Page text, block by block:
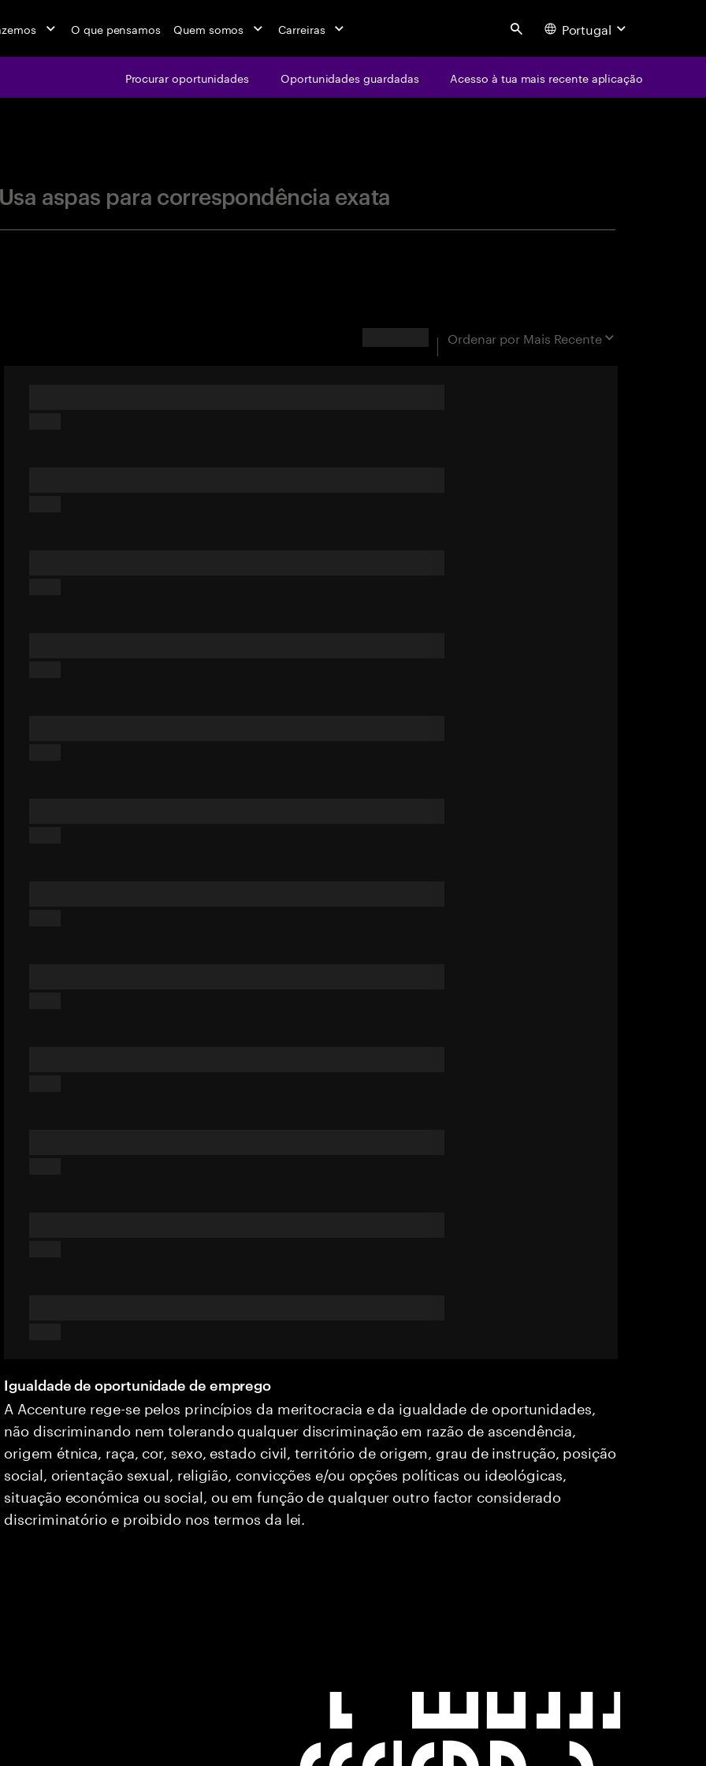
O que pensamos Quem somos Carreiras Search Portugal
Procurar oportunidades Oportunidades guardadas Acesso à tua mais recente aplicação
Usa aspas para correspondência exata
Ordenar por Mais Recente
Igualdade de oportunidade de emprego
A Accenture rege-se pelos princípios da meritocracia e da igualdade de oportunidades,
não discriminando nem tolerando qualquer discriminação em razão de ascendência,
origem étnica, raça, cor, sexo, estado civil, território de origem, grau de instrução, posição
social, orientação sexual, religião, convicções e/ou opções políticas ou ideológicas,
situação económica ou social, ou em função de qualquer outro factor considerado
discriminatório e proibido nos termos da lei.